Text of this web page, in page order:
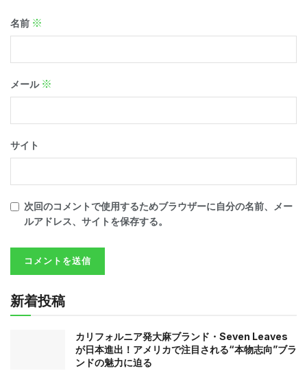
名前 ※
メール ※
サイト
次回のコメントで使用するためブラウザーに自分の名前、メー
ルアドレス、サイトを保存する。
新着投稿
カリフォルニア発大麻ブランド・Seven Leaves
が日本進出！アメリカで注目される“本物志向”ブラ
ンドの魅力に迫る